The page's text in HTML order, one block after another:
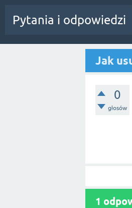
Pytania i odpowiedzi
Jak
0
głosów
1